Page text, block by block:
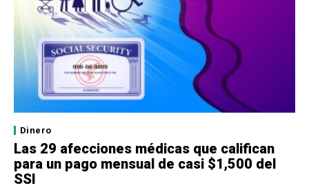
Dinero
Las 29 afecciones médicas que califican
para un pago mensual de casi $1,500 del
SSI